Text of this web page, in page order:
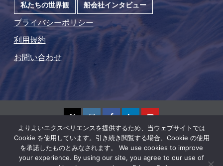
私たちの世界観 船会社インタビュー
プライバシーポリシー
利用規約
お問い合わせ
Copyright ©2026 4thWAVE Corp. All rights reserved.
よりよいエクスペリエンスを提供するため、当ウェブサイトでは
Cookie を使用しています。引き続き閲覧する場合、Cookie の使用
を承諾したものとみなされます。 We use cookies to improve
your experience. By using our site, you agree to our use of